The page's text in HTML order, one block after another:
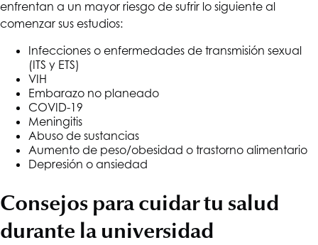
enfrentan a un mayor riesgo de sufrir lo siguiente al
comenzar sus estudios:
Infecciones o enfermedades de transmisión sexual
(ITS y ETS)
VIH
Embarazo no planeado
COVID-19
Meningitis
Abuso de sustancias
Aumento de peso/obesidad o trastorno alimentario
Depresión o ansiedad
Consejos para cuidar tu salud
durante la universidad